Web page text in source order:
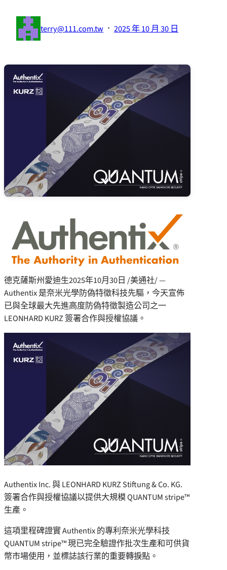
terry@111.com.tw · 2025 年 10 月 30 日
德克薩斯州愛迪生2025年10月30日 /美通社/ —
Authentix 是奈米光學防偽特徵科技先驅，今天宣佈
已與全球最大先進高度防偽特徵製造公司之一
LEONHARD KURZ簽署合作與授權協議。
Authentix Inc. 與 LEONHARD KURZ Stiftung & Co. KG.
簽署合作與授權協議以提供大規模 QUANTUM stripe™
生產。
這項里程碑證實 Authentix 的專利奈米光學科技
QUANTUM stripe™ 現已完全驗證作批次生產和可供貨
幣市場使用，並標誌該行業的重要轉捩點。